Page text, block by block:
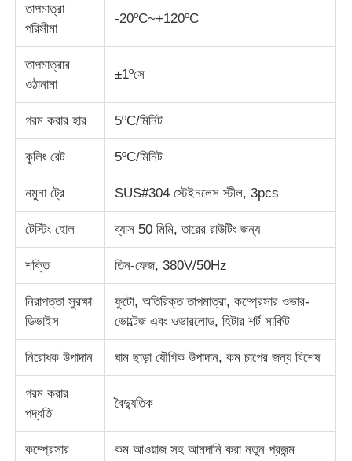
প্যাকেজিং পরীক্ষা সরঞ্জাম
আঠালো পরীক্ষার সরঞ্জাম
তাপমাত্রা এবং আর্দ্রতা নিয়ন্ত্রক
কঠোরতা পরীক্ষক
তাপমাত্রা
পরিসীমা
-20ºC~+120ºC
তাপমাত্রার
ওঠানামা
±1ºসে
গরম করার হার 5ºC/মিনিট
কুলিং রেট 5ºC/মিনিট
নমুনা ট্রে SUS#304 স্টেইনলেস স্টীল, 3pcs
টেস্টিং হোল ব্যাস 50 মিমি, তারের রাউটিং জন্য
শক্তি তিন-ফেজ, 380V/50Hz
নিরাপত্তা সুরক্ষা
ডিভাইস
ফুটো, অতিরিক্ত তাপমাত্রা, কম্প্রেসার ওভার-
ভোল্টেজ এবং ওভারলোড, হিটার শর্ট সার্কিট
নিরোধক উপাদান ঘাম ছাড়া যৌগিক উপাদান, কম চাপের জন্য বিশেষ
গরম করার
পদ্ধতি
বৈদ্যুতিক
কম্প্রেসার কম আওয়াজ সহ আমদানি করা নতুন প্রজন্ম